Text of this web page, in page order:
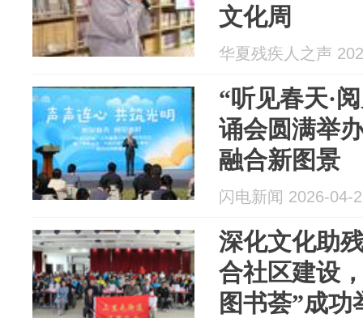
文化周
华夏残疾人之声
“听见春天·
诵会圆满举
融合新图景
闪电新闻 2026-04-
深化文化助
合社区建设
图书荟”成功